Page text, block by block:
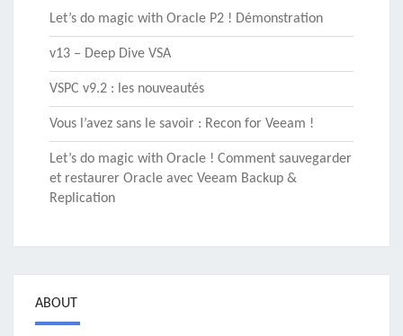
Let’s do magic with Oracle P2 ! Démonstration
v13 – Deep Dive VSA
VSPC v9.2 : les nouveautés
Vous l’avez sans le savoir : Recon for Veeam !
Let’s do magic with Oracle ! Comment sauvegarder
et restaurer Oracle avec Veeam Backup &
Replication
ABOUT